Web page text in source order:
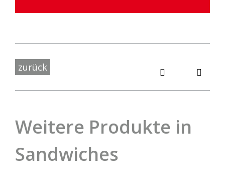
zurück
Weitere Produkte in
Sandwiches